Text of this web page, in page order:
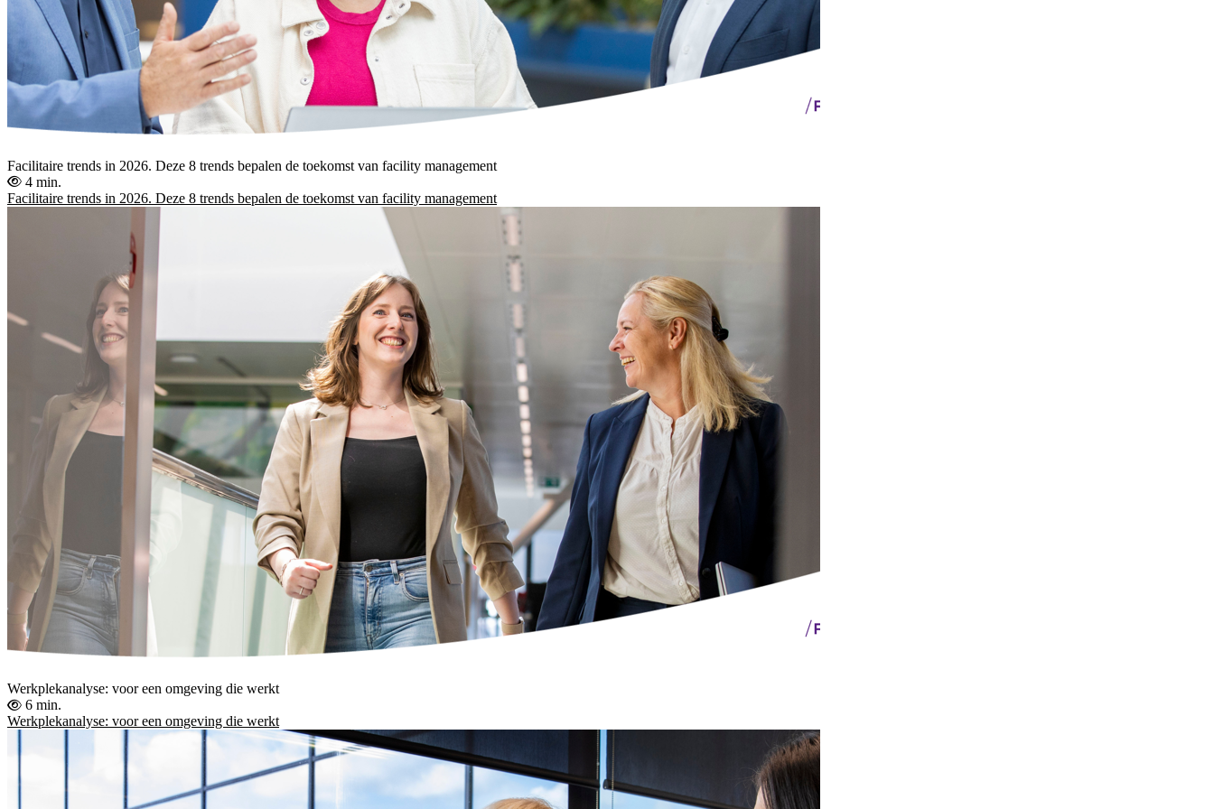
Facilitaire trends in 2026. Deze 8 trends bepalen de toekomst van facility management
4 min.
Facilitaire trends in 2026. Deze 8 trends bepalen de toekomst van facility management
Werkplekanalyse: voor een omgeving die werkt
6 min.
Werkplekanalyse: voor een omgeving die werkt